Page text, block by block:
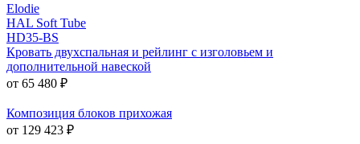
Elodie
HAL Soft Tube
HD35-BS
Кровать двухспальная и рейлинг с изголовьем и
дополнительной навеской
от 65 480 ₽
Композиция блоков прихожая
от 129 423 ₽